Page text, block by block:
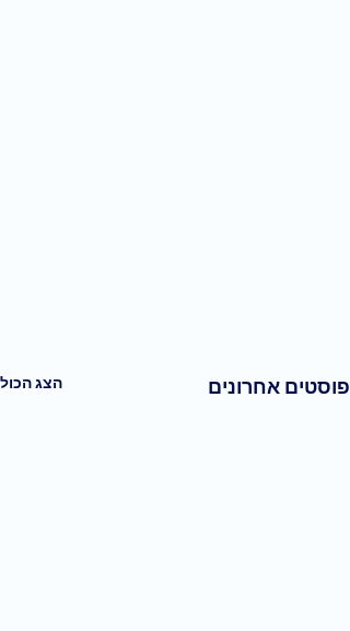
פוסטים אחרונים הצג הכול